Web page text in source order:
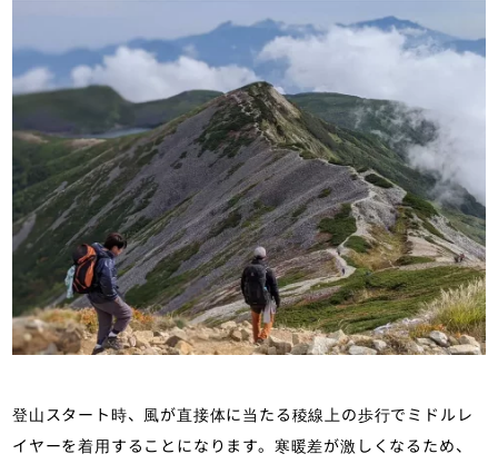
登山スタート時、風が直接体に当たる稜線上の歩行でミドルレ
イヤーを着用することになります。寒暖差が激しくなるため、